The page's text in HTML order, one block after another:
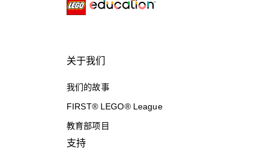
关于我们
我们的故事
FIRST® LEGO® League
教育部项目
支持